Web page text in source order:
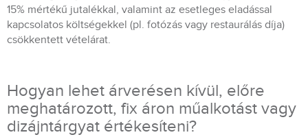
15% mértékű jutalékkal, valamint az esetleges eladással
kapcsolatos költségekkel (pl. fotózás vagy restaurálás díja)
csökkentett vételárat.
Hogyan lehet árverésen kívül, előre
meghatározott, fix áron műalkotást vagy
dizájntárgyat értékesíteni?